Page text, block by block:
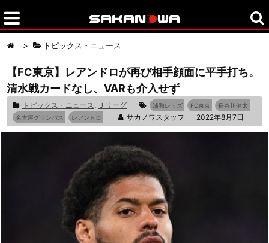
> トピックス・ニュース
【FC東京】レアンドロが再び相手顔面に平手打ち。
清水戦カードなし、VARも介入せず
トピックス・ニュース, Ｊリーグ 浦和レッズ FC東京
長谷川健太
名古屋グランパス
レアンドロ サカノワスタッフ 2022年8月7日